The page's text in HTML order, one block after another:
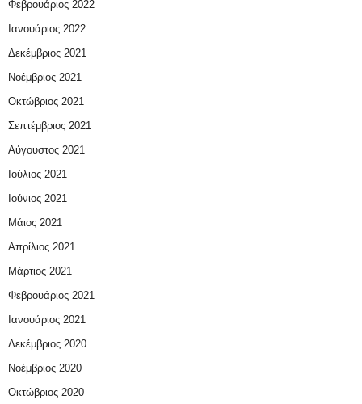
Φεβρουάριος 2022
Ιανουάριος 2022
Δεκέμβριος 2021
Νοέμβριος 2021
Οκτώβριος 2021
Σεπτέμβριος 2021
Αύγουστος 2021
Ιούλιος 2021
Ιούνιος 2021
Μάιος 2021
Απρίλιος 2021
Μάρτιος 2021
Φεβρουάριος 2021
Ιανουάριος 2021
Δεκέμβριος 2020
Νοέμβριος 2020
Οκτώβριος 2020